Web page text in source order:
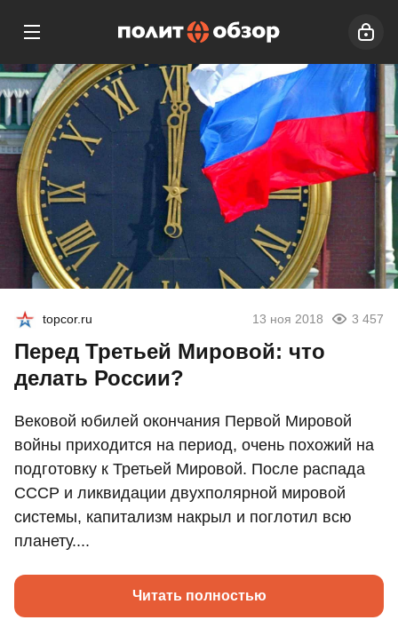
topcor.ru 13 ноя 2018 3 457
Перед Третьей Мировой: что
делать России?
Вековой юбилей окончания Первой Мировой
войны приходится на период, очень похожий на
подготовку к Третьей Мировой. После распада
СССР и ликвидации двухполярной мировой
системы, капитализм накрыл и поглотил всю
планету....
Читать полностью